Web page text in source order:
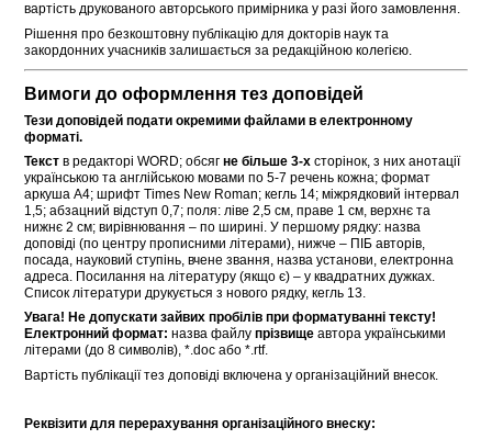
вартість друкованого авторського примірника у разі його замовлення.
Рішення про безкоштовну публікацію для докторів наук та
закордонних учасників залишається за редакційною колегією.
Вимоги до оформлення тез доповідей
Тези доповідей подати окремими файлами в електронному
форматі.
Текст в редакторі WORD; обсягне більше 3-х сторінок, з них анотації
українською та англійською мовами по 5-7 речень кожна; формат
аркуша А4; шрифт Times New Roman; кегль 14; міжрядковий інтервал
1,5; абзацний відступ 0,7; поля: ліве 2,5 см, праве 1 см, верхнє та
нижнє 2 см; вирівнювання – по ширині. У першому рядку: назва
доповіді (по центру прописними літерами), нижче – ПІБ авторів,
посада, науковий ступінь, вчене звання, назва установи, електронна
адреса. Посилання на літературу (якщо є) – у квадратних дужках.
Список літератури друкується з нового рядку, кегль 13.
Увага! Не допускати зайвих пробілів при форматуванні тексту!
Електронний формат: назва файлупрізвище автора українськими
літерами (до 8 символів), *.doc або *.rtf.
Вартість публікації тез доповіді включена у організаційний внесок.
Реквізити для перерахування організаційного внеску: